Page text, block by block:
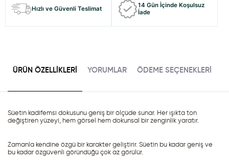
Hızlı ve Güvenli Teslimat
14 Gün İçinde Koşulsuz
İade
ÜRÜN ÖZELLIKLERI YORUMLAR ÖDEME SEÇENEKLERI
Süetin kadifemsi dokusunu geniş bir ölçüde sunar. Her ışıkta ton
değiştiren yüzeyi, hem görsel hem dokunsal bir zenginlik yaratır.
Zamanla kendine özgü bir karakter geliştirir. Süetin bu kadar geniş ve
bu kadar özgüvenli göründüğü çok az görülür.